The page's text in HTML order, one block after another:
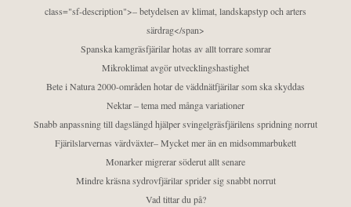
class="sf-description">– betydelsen av klimat, landskapstyp och arters
särdrag</span>
Spanska kamgräsfjärilar hotas av allt torrare somrar
Mikroklimat avgör utvecklingshastighet
Bete i Natura 2000-områden hotar de väddnätfjärilar som ska skyddas
Nektar – tema med många variationer
Snabb anpassning till dagslängd hjälper svingelgräsfjärilens spridning norrut
Fjärilslarvernas värdväxter– Mycket mer än en midsommarbukett
Monarker migrerar söderut allt senare
Mindre kräsna sydrovfjärilar sprider sig snabbt norrut
Vad tittar du på?